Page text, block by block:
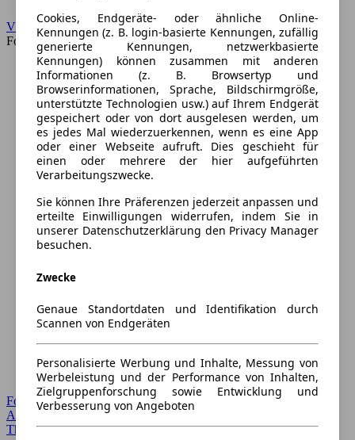
Cookies, Endgeräte- oder ähnliche Online-
Kennungen (z. B. login-basierte Kennungen, zufällig
generierte Kennungen, netzwerkbasierte
Kennungen) können zusammen mit anderen
Informationen (z. B. Browsertyp und
Browserinformationen, Sprache, Bildschirmgröße,
unterstützte Technologien usw.) auf Ihrem Endgerät
gespeichert oder von dort ausgelesen werden, um
es jedes Mal wiederzuerkennen, wenn es eine App
oder einer Webseite aufruft. Dies geschieht für
einen oder mehrere der hier aufgeführten
Verarbeitungszwecke.
Sie können Ihre Präferenzen jederzeit anpassen und
erteilte Einwilligungen widerrufen, indem Sie in
unserer Datenschutzerklärung den Privacy Manager
besuchen.
Zwecke
Genaue Standortdaten und Identifikation durch
Scannen von Endgeräten
Personalisierte Werbung und Inhalte, Messung von
Werbeleistung und der Performance von Inhalten,
Zielgruppenforschung sowie Entwicklung und
Verbesserung von Angeboten
VW
Forum
Forum Startseite
Alle Auto-Foren
Themen-Forum